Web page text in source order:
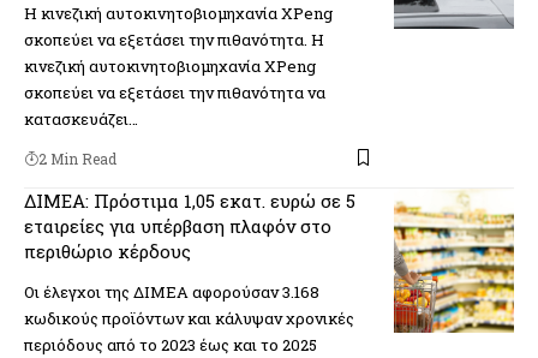
Η κινεζική αυτοκινητοβιομηχανία XPeng
σκοπεύει να εξετάσει την πιθανότητα. Η
κινεζική αυτοκινητοβιομηχανία XPeng
σκοπεύει να εξετάσει την πιθανότητα να
κατασκευάζει…
2 Min Read
ΔΙΜΕΑ: Πρόστιμα 1,05 εκατ. ευρώ σε 5
εταιρείες για υπέρβαση πλαφόν στο
περιθώριο κέρδους
Οι έλεγχοι της ΔΙΜΕΑ αφορούσαν 3.168
κωδικούς προϊόντων και κάλυψαν χρονικές
περιόδους από το 2023 έως και το 2025